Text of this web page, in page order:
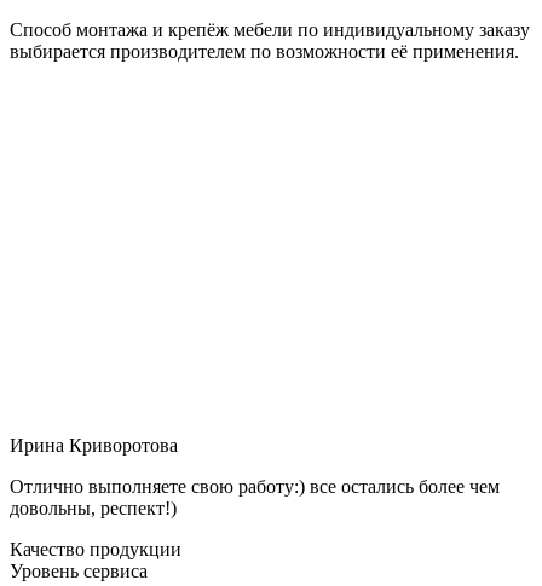
Способ монтажа и крепёж мебели по индивидуальному заказу
выбирается производителем по возможности её применения.
Ирина Криворотова
Отлично выполняете свою работу:) все остались более чем
довольны, респект!)
Качество продукции
Уровень сервиса